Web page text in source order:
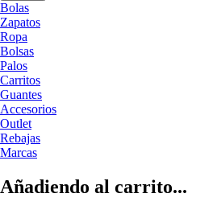
Bolas
Zapatos
Ropa
Bolsas
Palos
Carritos
Guantes
Accesorios
Outlet
Rebajas
Marcas
Añadiendo al carrito...